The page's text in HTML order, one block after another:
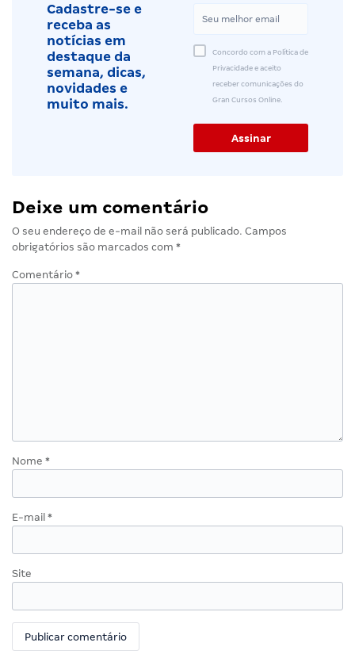
Cadastre-se e
receba as
notícias em
destaque da
semana, dicas,
novidades e
muito mais.
Concordo com a Política de
Privacidade e aceito
receber comunicações do
Gran Cursos Online.
Deixe um comentário
O seu endereço de e-mail não será publicado. Campos
obrigatórios são marcados com *
Comentário *
Nome *
E-mail *
Site